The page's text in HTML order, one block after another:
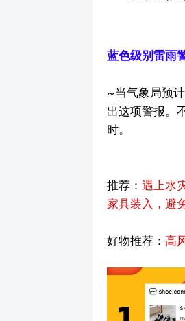
蓝色级别雷雨
~当气象局预
出这项警报。
时。
推荐： 遇上水
家具装入，避
好物推荐： 高